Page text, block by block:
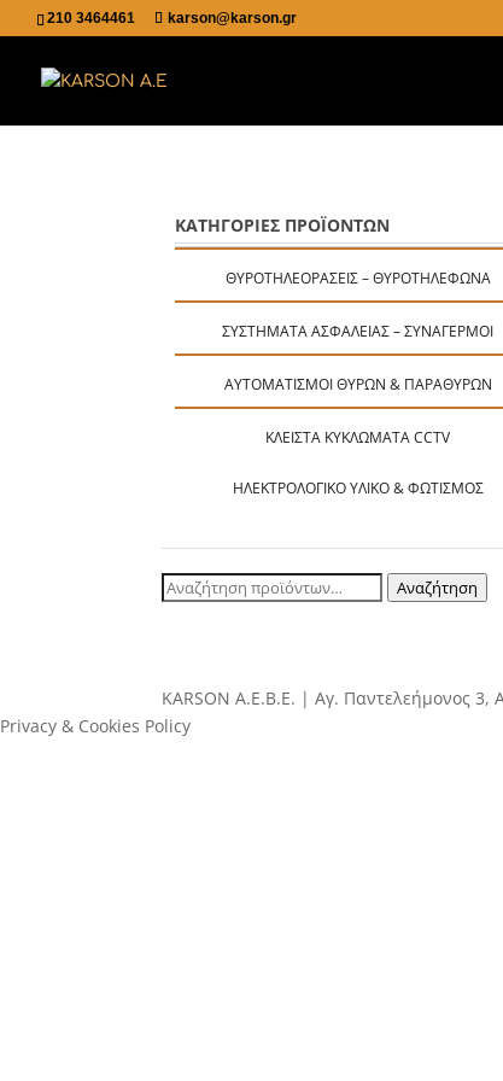
210 3464461 karson@karson.gr
ΚΑΤΗΓΟΡΙΕΣ ΠΡΟΪΟΝΤΩΝ
ΘΥΡΟΤΗΛΕΟΡΆΣΕΙΣ – ΘΥΡΟΤΗΛΈΦΩΝΑ
ΣΥΣΤΉΜΑΤΑ ΑΣΦΑΛΕΊΑΣ – ΣΥΝΑΓΕΡΜΟΊ
ΑΥΤΟΜΑΤΙΣΜΟΊ ΘΥΡΏΝ & ΠΑΡΑΘΎΡΩΝ
ΚΛΕΙΣΤΆ ΚΥΚΛΏΜΑΤΑ CCTV
ΗΛΕΚΤΡΟΛΟΓΙΚΌ ΥΛΙΚΌ & ΦΩΤΙΣΜΌΣ
Αναζήτηση
Αναζήτηση
ΚΑRSOΝ Α.E.B.E. | Αγ. Παντελεήμονος 3,
Privacy & Cookies Policy